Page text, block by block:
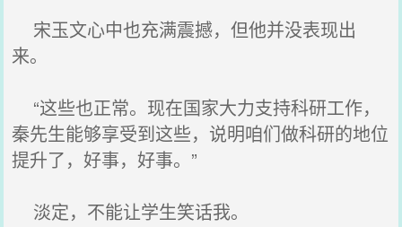
宋玉文心中也充满震撼，但他并没表现出
来。
“这些也正常。现在国家大力支持科研工作，
秦先生能够享受到这些，说明咱们做科研的地位
提升了，好事，好事。”
淡定，不能让学生笑话我。